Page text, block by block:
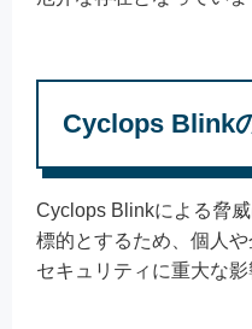
Cyclops Blink
Cyclops Blinkによる脅
標的とするため、個人
セキュリティに重大な影